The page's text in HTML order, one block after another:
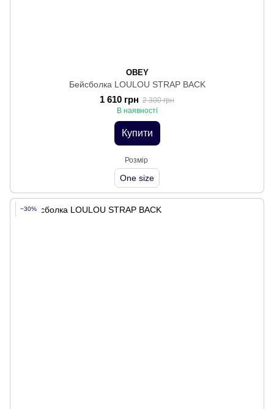
OBEY
Бейсболка LOULOU STRAP BACK
1 610 грн 2 300 грн
В наявності
Купити
Розмір
One size
−30%